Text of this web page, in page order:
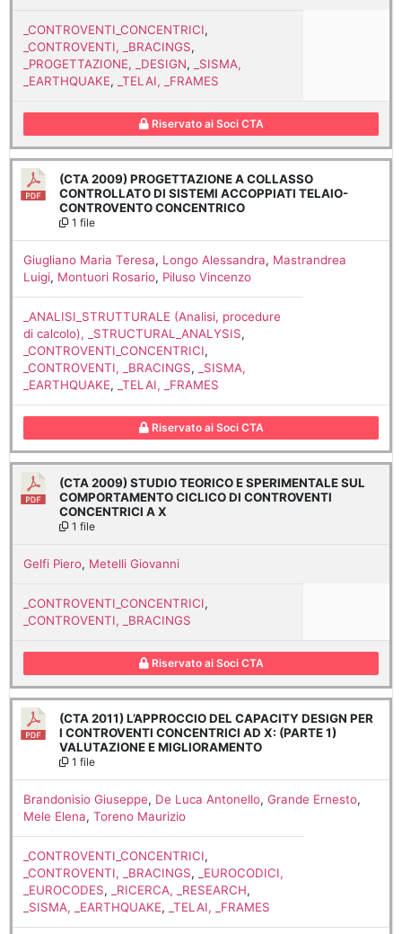
_CONTROVENTI_CONCENTRICI,
_CONTROVENTI, _BRACINGS,
_PROGETTAZIONE, _DESIGN,
_SISMA,
_EARTHQUAKE, _TELAI, _FRAMES
Riservato ai Soci CTA
(CTA 2009) PROGETTAZIONE A COLLASSO
CONTROLLATO DI SISTEMI ACCOPPIATI TELAIO-
CONTROVENTO CONCENTRICO
1 file
Giugliano Maria Teresa, Longo Alessandra, Mastrandrea
Luigi, Montuori Rosario, Piluso Vincenzo
_ANALISI_STRUTTURALE (Analisi, procedure
di calcolo), _STRUCTURAL_ANALYSIS,
_CONTROVENTI_CONCENTRICI,
_CONTROVENTI, _BRACINGS,
_SISMA,
_EARTHQUAKE, _TELAI, _FRAMES
Riservato ai Soci CTA
(CTA 2009) STUDIO TEORICO E SPERIMENTALE SUL
COMPORTAMENTO CICLICO DI CONTROVENTI
CONCENTRICI A X
1 file
Gelfi Piero, Metelli Giovanni
_CONTROVENTI_CONCENTRICI,
_CONTROVENTI, _BRACINGS
Riservato ai Soci CTA
(CTA 2011) L’APPROCCIO DEL CAPACITY DESIGN PER
I CONTROVENTI CONCENTRICI AD X: (PARTE 1)
VALUTAZIONE E MIGLIORAMENTO
1 file
Brandonisio Giuseppe, De Luca Antonello, Grande Ernesto,
Mele Elena, Toreno Maurizio
_CONTROVENTI_CONCENTRICI,
_CONTROVENTI, _BRACINGS,
_EUROCODICI,
_EUROCODES, _RICERCA, _RESEARCH,
_SISMA, _EARTHQUAKE, _TELAI, _FRAMES